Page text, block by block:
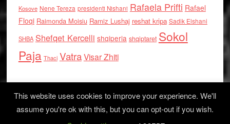
Kosove Nene Tereza presidenti Nishani Rafaela Prifti Rafael
Floqi Raimonda Moisiu Ramiz Lushaj reshat kripa Sadik Elshani
SHBA Shefqet Kercelli shqiperia shqiptaret Sokol
Paja Thaci VatraVisar Zhiti
This website uses cookies to improve your experience. We'll
assume you're ok with this, but you can opt-out if you wish.